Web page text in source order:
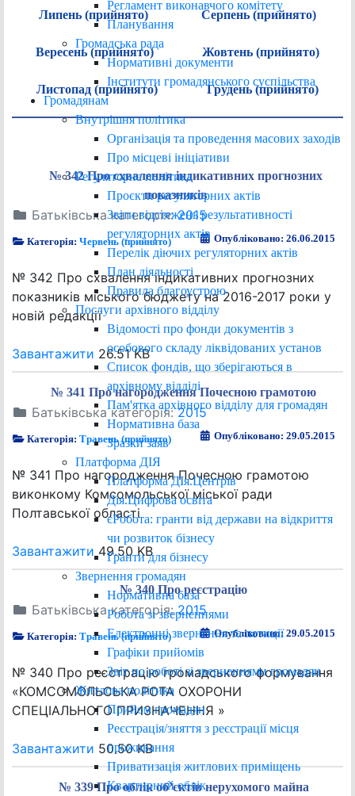
Регламент виконавчого комітету
Планування
Громадська рада
Нормативні документи
Інститути громадянського суспільства
Громадянам
Внутрішня політика
Організація та проведення масових заходів
Про місцеві ініціативи
Регуляторна політика
Проєкти регуляторних актів
Звіти відстежень результативності
регуляторних актів
Перелік діючих регуляторних актів
План діяльності
Правила благоустрою
Послуги архівного відділу
Відомості про фонди документів з
особового складу ліквідованих установ
Список фондів, що зберігаються в
архівному відділі
Пам'ятка архівного відділу для громадян
Нормативна база
Зразки заяв
Платформа ДІЯ
Платформа ДІя.Центрів
Дія.Цифрова освіта
єРобота: гранти від держави на відкриття
чи розвиток бізнесу
Гранти для бізнесу
Звернення громадян
Нормативна база
Робота зі зверненнями
Електронні звернення та петиції
Графіки прийомів
Звіт по роботі зі зверненнями громадян
Житлова політика
Прийом громадян
Реєстрація/зняття з реєстрації місця
проживання
Приватизація житлових приміщень
Квартирний облік
№ 342 Про схвалення індикативних прогнозних
показників
Батьківська категорія:2015
Категорія:Червень (прийнято) Опубліковано: 26.06.2015
№ 342 Про схвалення індикативних прогнозних
показників міського бюджету на 2016-2017 роки у
новій редакції
Завантажити 26.51 KB
№ 341 Про нагородження Почесною грамотою
Батьківська категорія:2015
Категорія:Травень (прийнято) Опубліковано: 29.05.2015
№ 341 Про нагородження Почесною грамотою
виконкому Комсомольської міської ради
Полтавської області
Завантажити 49.50 KB
№ 340 Про реєстрацію
Батьківська категорія:2015
Категорія:Травень (прийнято) Опубліковано: 29.05.2015
№ 340 Про реєстрацію громадського формування
«КОМСОМОЛЬСЬКА РОТА ОХОРОНИ
СПЕЦІАЛЬНОГО ПРИЗНАЧЕННЯ »
Завантажити 50.50 KB
№ 339 Про облік об’єктів нерухомого майна
Липень (прийнято) Серпень (прийнято)
Вересень (прийнято) Жовтень (прийнято)
Листопад (прийнято) Грудень (прийнято)